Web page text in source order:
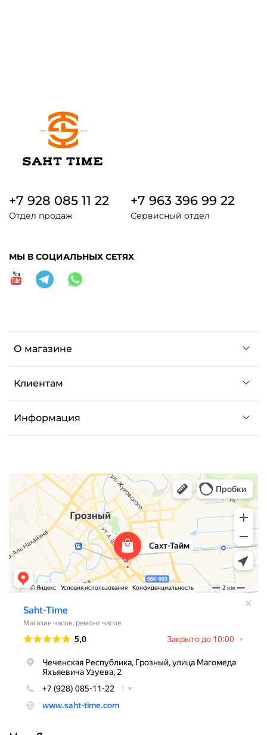
О магазине
Клиентам
Информация
+7 928 085 11 22
Отдел продаж
+7 963 396 99 22
Сервисный отдел
МЫ В СОЦИАЛЬНЫХ СЕТЯХ